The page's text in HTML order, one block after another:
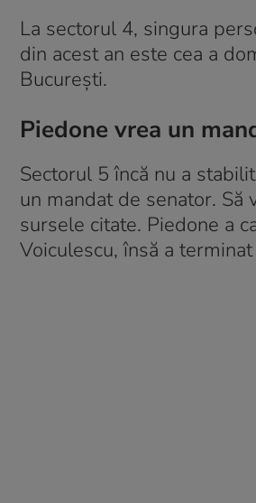
La sectorul 4, singura
din acest an este cea a
București.
Piedone vrea un
Sectorul 5 încă nu a
un mandat de senator. Să
sursele citate. Piedone a
Voiculescu, însă a